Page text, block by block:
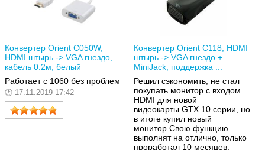
Конвертер Orient C050W,
HDMI штырь -> VGA гнездо,
кабель 0.2м, белый
Работает с 1060 без проблем
17.11.2019 17:42
Конвертер Orient C118, HDMI
штырь -> VGA гнездо +
MiniJack, поддержка ...
Решил сэкономить, не стал
покупать монитор с входом
HDMI для новой
видеокарты GTX 10 серии, но
в итоге купил новый
монитор.Cвою функцию
выполнят на отлично, только
проработал 10 месяцев.